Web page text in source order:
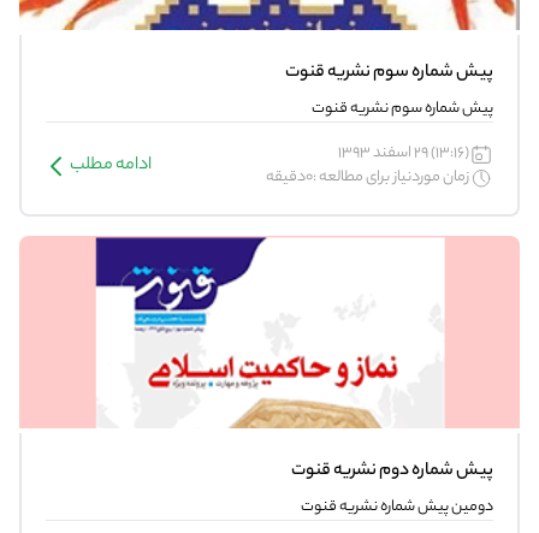
پیش شماره سوم نشریه قنوت
پیش شماره سوم نشریه قنوت
(13:16) 29 اسفند 1393
زمان موردنیاز برای مطالعه :0دقیقه
ادامه مطلب
پیش شماره دوم نشریه قنوت
دومین پیش شماره نشریه قنوت